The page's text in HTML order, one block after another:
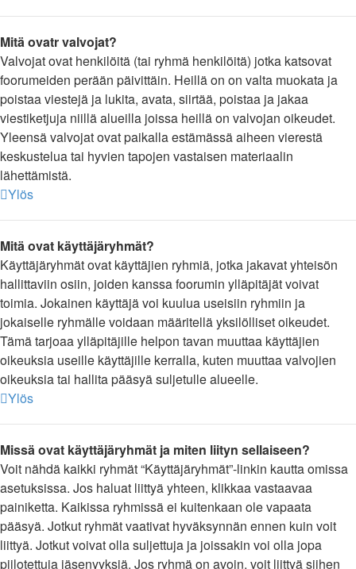
Mitä ovatr valvojat?
Valvojat ovat henkilöitä (tai ryhmä henkilöitä) jotka katsovat
foorumeiden perään päivittäin. Heillä on on valta muokata ja
poistaa viestejä ja lukita, avata, siirtää, poistaa ja jakaa
viestiketjuja niillä alueilla joissa heillä on valvojan oikeudet.
Yleensä valvojat ovat paikalla estämässä aiheen vierestä
keskustelua tai hyvien tapojen vastaisen materiaalin
lähettämistä.
Ylös
Mitä ovat käyttäjäryhmät?
Käyttäjäryhmät ovat käyttäjien ryhmiä, jotka jakavat yhteisön
hallittaviin osiin, joiden kanssa foorumin ylläpitäjät voivat
toimia. Jokainen käyttäjä voi kuulua useisiin ryhmiin ja
jokaiselle ryhmälle voidaan määritellä yksilölliset oikeudet.
Tämä tarjoaa ylläpitäjille helpon tavan muuttaa käyttäjien
oikeuksia useille käyttäjille kerralla, kuten muuttaa valvojien
oikeuksia tai hallita pääsyä suljetulle alueelle.
Ylös
Missä ovat käyttäjäryhmät ja miten liityn sellaiseen?
Voit nähdä kaikki ryhmät “Käyttäjäryhmät”-linkin kautta omissa
asetuksissa. Jos haluat liittyä yhteen, klikkaa vastaavaa
painiketta. Kaikissa ryhmissä ei kuitenkaan ole vapaata
pääsyä. Jotkut ryhmät vaativat hyväksynnän ennen kuin voit
liittyä. Jotkut voivat olla suljettuja ja joissakin voi olla jopa
piilotettuja jäsenyyksiä. Jos ryhmä on avoin, voit liittyä siihen